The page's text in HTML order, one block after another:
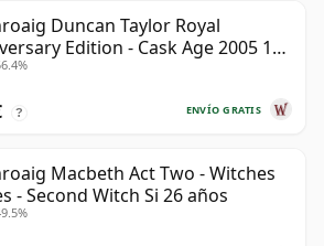
Duncan Taylor Royal
Edition - Cask Age 2005 19
ENVÍO GRATIS
?
Macbeth Act Two - Witches
- Second Witch Si 26 años